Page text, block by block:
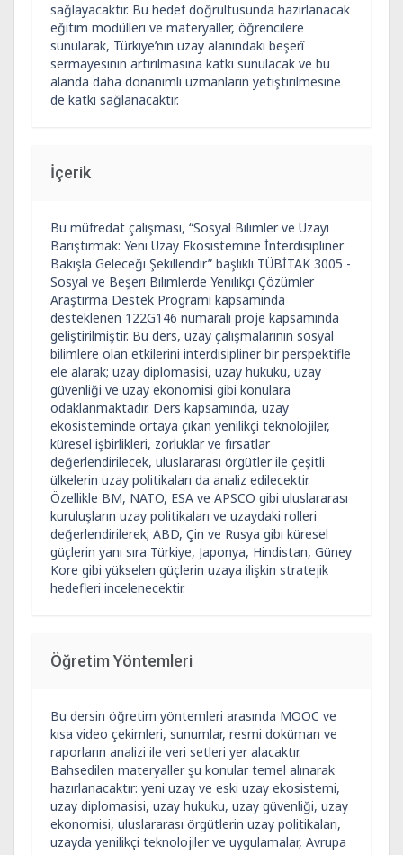
sağlayacaktır. Bu hedef doğrultusunda hazırlanacak
eğitim modülleri ve materyaller, öğrencilere
sunularak, Türkiye’nin uzay alanındaki beşerî
sermayesinin artırılmasına katkı sunulacak ve bu
alanda daha donanımlı uzmanların yetiştirilmesine
de katkı sağlanacaktır.
İçerik
Bu müfredat çalışması, “Sosyal Bilimler ve Uzayı
Barıştırmak: Yeni Uzay Ekosistemine İnterdisipliner
Bakışla Geleceği Şekillendir” başlıklı TÜBİTAK 3005 -
Sosyal ve Beşeri Bilimlerde Yenilikçi Çözümler
Araştırma Destek Programı kapsamında
desteklenen 122G146 numaralı proje kapsamında
geliştirilmiştir. Bu ders, uzay çalışmalarının sosyal
bilimlere olan etkilerini interdisipliner bir perspektifle
ele alarak; uzay diplomasisi, uzay hukuku, uzay
güvenliği ve uzay ekonomisi gibi konulara
odaklanmaktadır. Ders kapsamında, uzay
ekosisteminde ortaya çıkan yenilikçi teknolojiler,
küresel işbirlikleri, zorluklar ve fırsatlar
değerlendirilecek, uluslararası örgütler ile çeşitli
ülkelerin uzay politikaları da analiz edilecektir.
Özellikle BM, NATO, ESA ve APSCO gibi uluslararası
kuruluşların uzay politikaları ve uzaydaki rolleri
değerlendirilerek; ABD, Çin ve Rusya gibi küresel
güçlerin yanı sıra Türkiye, Japonya, Hindistan, Güney
Kore gibi yükselen güçlerin uzaya ilişkin stratejik
hedefleri incelenecektir.
Öğretim Yöntemleri
Bu dersin öğretim yöntemleri arasında MOOC ve
kısa video çekimleri, sunumlar, resmi doküman ve
raporların analizi ile veri setleri yer alacaktır.
Bahsedilen materyaller şu konular temel alınarak
hazırlanacaktır: yeni uzay ve eski uzay ekosistemi,
uzay diplomasisi, uzay hukuku, uzay güvenliği, uzay
ekonomisi, uluslararası örgütlerin uzay politikaları,
uzayda yenilikçi teknolojiler ve uygulamalar, Avrupa